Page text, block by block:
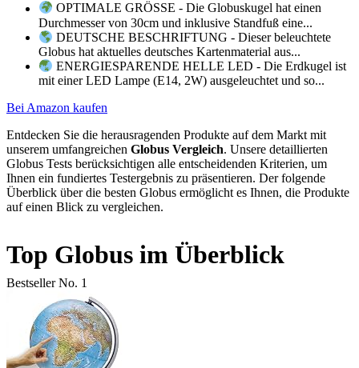
OPTIMALE GRÖSSE - Die Globuskugel hat einen
Durchmesser von 30cm und inklusive Standfuß eine...
DEUTSCHE BESCHRIFTUNG - Dieser beleuchtete
Globus hat aktuelles deutsches Kartenmaterial aus...
ENERGIESPARENDE HELLE LED - Die Erdkugel ist
mit einer LED Lampe (E14, 2W) ausgeleuchtet und so...
Bei Amazon kaufen
Entdecken Sie die herausragenden Produkte auf dem Markt mit
unserem umfangreichen Globus Vergleich. Unsere detaillierten
Globus Tests berücksichtigen alle entscheidenden Kriterien, um
Ihnen ein fundiertes Testergebnis zu präsentieren. Der folgende
Überblick über die besten Globus ermöglicht es Ihnen, die Produkte
auf einen Blick zu vergleichen.
Top Globus im Überblick
Bestseller No. 1